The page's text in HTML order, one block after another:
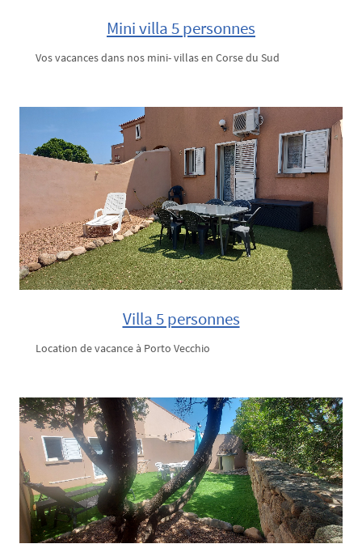
Mini villa 5 personnes
Vos vacances dans nos mini- villas en Corse du Sud
Villa 5 personnes
Location de vacance à Porto Vecchio